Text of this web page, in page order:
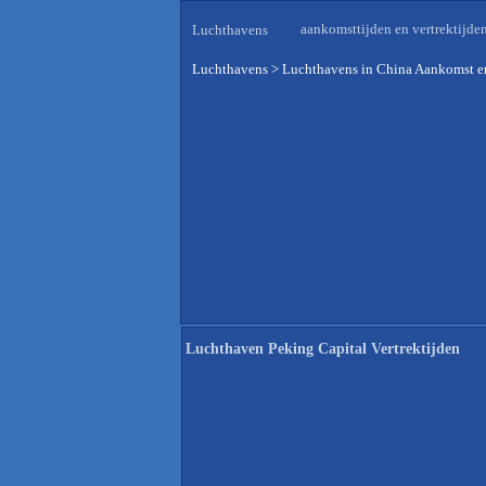
Luchthavens aankomsttijden en vertrektijden
Luchthavens > Luchthavens in China Aankomst
Luchthaven Peking Capital Vertrektijden